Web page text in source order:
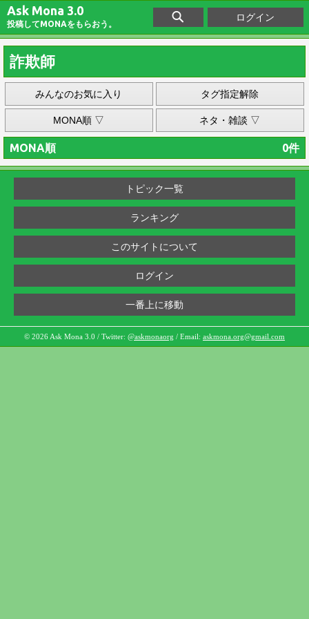
Ask Mona 3.0
投稿してMONAをもらおう。
ログイン
詐欺師
みんなのお気に入り タグ指定解除
MONA順 ▽ ネタ・雑談 ▽
MONA順 0件
トピック一覧
ランキング
このサイトについて
ログイン
一番上に移動
© 2026 Ask Mona 3.0 / Twitter: @askmonaorg / Email: askmona.org@gmail.com